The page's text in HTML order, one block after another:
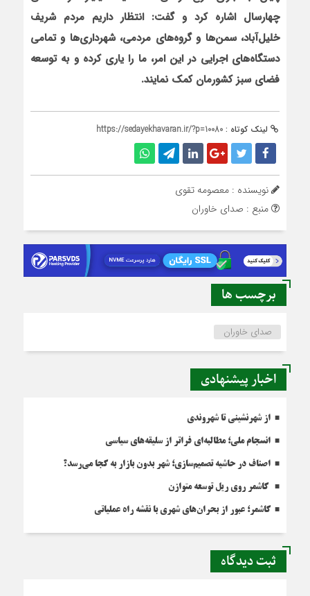
چهارسال اشاره کرد و گفت: انتظار داريم مردم شريف
خليلآباد، سمنها و گروههاي مردمي، شهرداريها و تمامي
دستگاه‌هاي اجرايي در اين امر، ما را ياري کرده و به توسعه
فضاي سبز کشورمان کمک نمايند.
لینک کوتاه : https://sedayekhavaran.ir/?p=10080
نویسنده : معصومه تقوی
منبع : صدای خاوران
برچسب ها
صدای خاوران
اخبار پیشنهادی
از شهرنشینی تا شهروندی
انسجام ملی؛ مطالبه‌ای فراتر از سلیقه‌های سیاسی
اصناف در حاشیه تصمیم‌سازی؛ شهر بدون بازار به کجا می‌رسد؟
کاشمر روی ریل توسعه متوازن
کاشمر؛ عبور از بحران‌های شهری با نقشه راه عملیاتی
ثبت دیدگاه